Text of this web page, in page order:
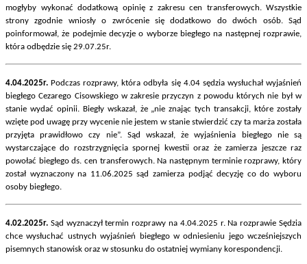
mogłyby wykonać dodatkową opinię z zakresu cen transferowych. Wszystkie
strony zgodnie wniosły o zwrócenie się dodatkowo do dwóch osób. Sąd
poinformował, że podejmie decyzje o wyborze biegłego na następnej rozprawie,
która odbędzie się 29.07.25r.
4.04.2025r. Podczas rozprawy, która odbyła się 4.04 sędzia wysłuchał wyjaśnień
biegłego Cezarego Cisowskiego w zakresie przyczyn z powodu których nie był w
stanie wydać opinii. Biegły wskazał, że „nie znając tych transakcji, które zostały
wzięte pod uwagę przy wycenie nie jestem w stanie stwierdzić czy ta marża została
przyjęta prawidłowo czy nie”. Sąd wskazał, że wyjaśnienia biegłego nie są
wystarczające do rozstrzygnięcia spornej kwestii oraz że zamierza jeszcze raz
powołać biegłego ds. cen transferowych. Na następnym terminie rozprawy, który
został wyznaczony na 11.06.2025 sąd zamierza podjąć decyzję co do wyboru
osoby biegłego.
4.02.2025r. Sąd wyznaczył termin rozprawy na 4.04.2025 r. Na rozprawie Sędzia
chce wysłuchać ustnych wyjaśnień biegłego w odniesieniu jego wcześniejszych
pisemnych stanowisk oraz w stosunku do ostatniej wymiany korespondencji.